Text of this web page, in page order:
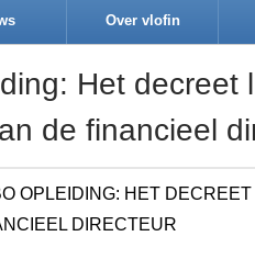
Over vlofin
Het decreet
de financieel
OPLEIDING: HET
DIRECTEUR